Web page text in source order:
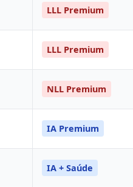
LLL Premium
LLL Premium
NLL Premium
IA Premium
IA + Saúde